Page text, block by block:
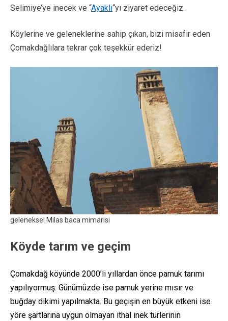
Selimiye’ye inecek ve “Ayaklı“yı ziyaret edeceğiz.
Köylerine ve geleneklerine sahip çıkan, bizi misafir eden
Çomakdağlılara tekrar çok teşekkür ederiz!
geleneksel Milas baca mimarisi
Köyde tarım ve geçim
Çomakdağ köyünde 2000’li yıllardan önce pamuk tarımı
yapılıyormuş. Günümüzde ise pamuk yerine mısır ve
buğday dikimi yapılmakta. Bu geçişin en büyük etkeni ise
yöre şartlarına uygun olmayan ithal inek türlerinin